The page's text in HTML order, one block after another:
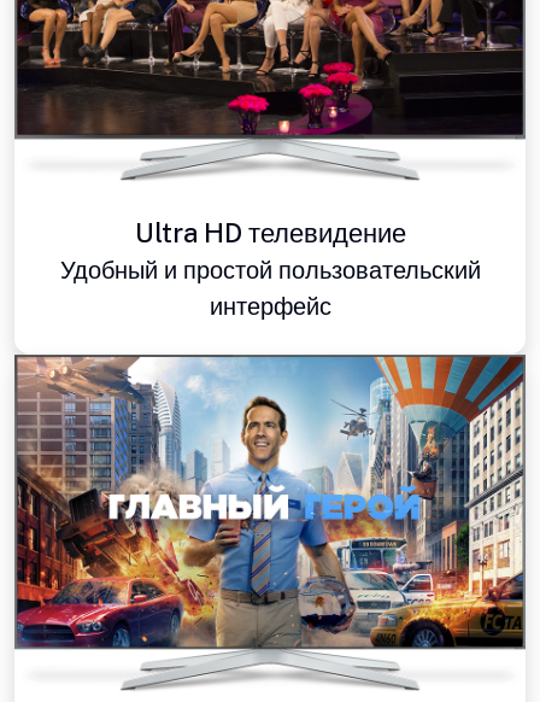
Ultra HD телевидение
Удобный и простой пользовательский
интерфейс